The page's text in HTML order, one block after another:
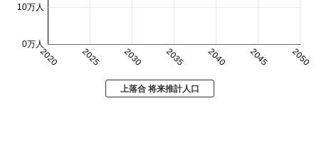
2020 2025 2030 2035 2040 2045 2050
0万人
10万人
上落合 将来推計人口